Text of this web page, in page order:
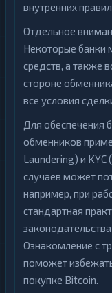
внутренних
Отдельное
Некоторые банки
средств, а также
стороне
все условия
Для обеспечения
обменников
Laundering) и
случаев может
например, при
стандартная
Ознакомление с
поможет
покупке Bitcoin.